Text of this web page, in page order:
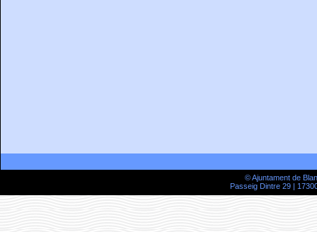
© Ajuntament de
Passeig Dintre 29 |